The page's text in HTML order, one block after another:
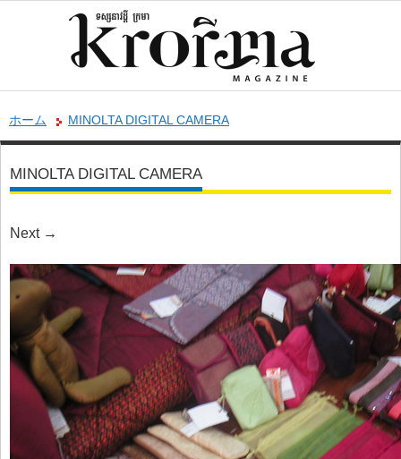
ホーム MINOLTA DIGITAL CAMERA
MINOLTA DIGITAL CAMERA
Next →